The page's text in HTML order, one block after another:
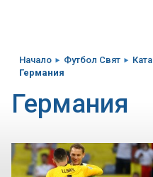
Начало Футбол Свят
Германия
Германия